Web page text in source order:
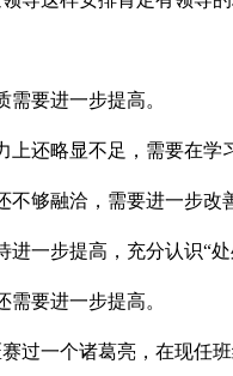
需要进一步提高。
上还略显不足，需要在学
不够融洽，需要进一步改
进一步提高，充分认识“处
需要进一步提高。
过一个诸葛亮，在现任